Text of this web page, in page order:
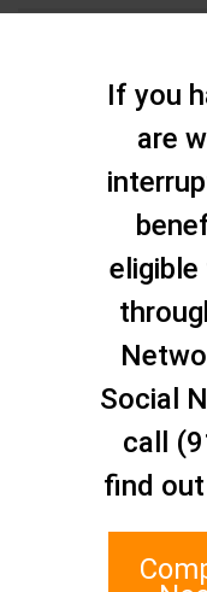
Makipag-ugnayan
Staten Island Social
1 Edgewater Plaza,
Para sa TTY, i-dial ang
If you
are
Social
call
find